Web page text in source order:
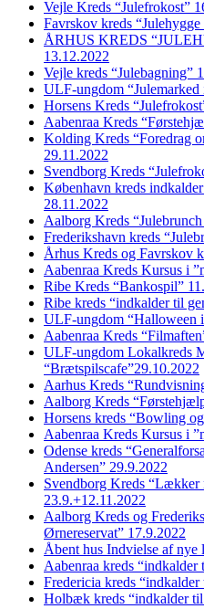
Vejle Kreds “Julefrokost”
Favrskov kreds
ÅRHUS KREDS
13.12.2022
Vejle kreds “Julebagning”
ULF-ungdom
Horsens Kreds
Aabenraa Kreds
Kolding Kreds “Foredrag
29.11.2022
Svendborg Kreds
København kreds
28.11.2022
Aalborg Kreds
Frederikshavn kreds
Århus Kreds og Favrskov
Aabenraa Kreds Kursus i
Ribe Kreds “Bankospil”
Ribe kreds “indkalder til
ULF-ungdom “Halloween
Aabenraa Kreds
ULF-ungdom Lokalkreds
“Brætspilscafe”29.10.2022
Aarhus Kreds
Aalborg Kreds
Horsens kreds “Bowling
Aabenraa Kreds Kursus i
Odense kreds
Andersen” 29.9.2022
Svendborg Kreds “Lækker
23.9.+12.11.2022
Aalborg Kreds og
Ørnereservat” 17.9.2022
Åbent hus Indvielse af nye
Aabenraa kreds
Fredericia kreds
Holbæk kreds “indkalder